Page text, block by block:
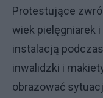
Protestujące
wiek pielęgniarek
instalacją
inwalidzki i
obrazować